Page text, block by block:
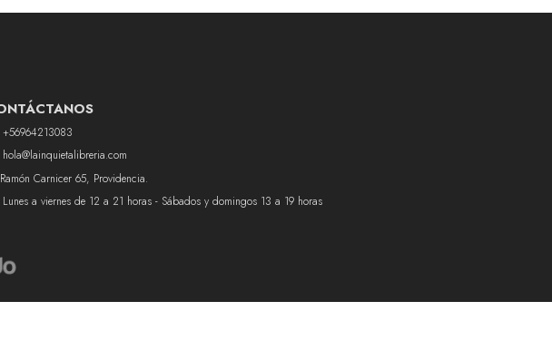
+56964213083
hola@lainquietalibreria.com
Ramón Carnicer 65, Providencia.
Lunes a viernes de 12 a 21 horas - Sábados y domingos 13 a 19 horas